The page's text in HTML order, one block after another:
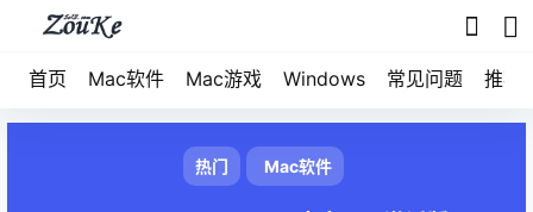
首页 Mac软件 Mac游戏 Windows 常见问题 推荐
热门 Mac软件